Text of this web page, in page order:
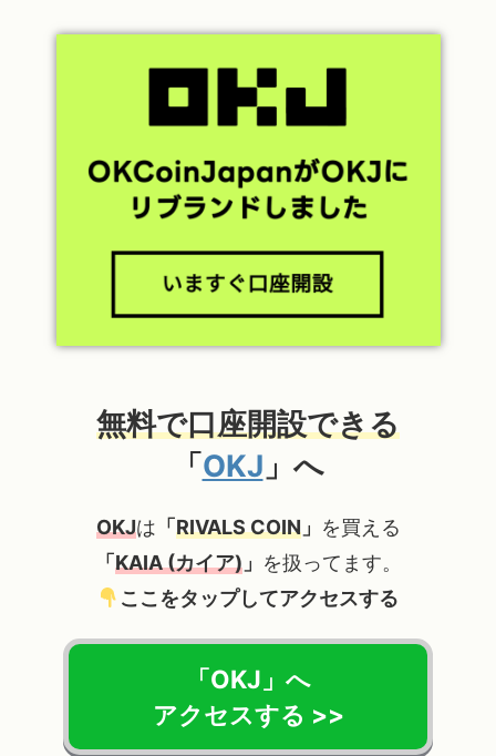
無料で口座開設できる
「 OKJ 」へ
OKJは 「 RIVALS COIN」 を買える
「 KAIA (カイア)」 を扱ってます。
ここをタップしてアクセスする
「OKJ」へ
アクセスする >>